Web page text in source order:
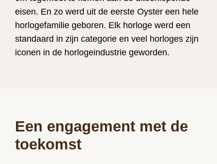
eisen. En zo werd uit de eerste Oyster een hele
horlogefamilie geboren. Elk horloge werd een
standaard in zijn categorie en veel horloges zijn
iconen in de horlogeindustrie geworden.
Een engagement met de
toekomst